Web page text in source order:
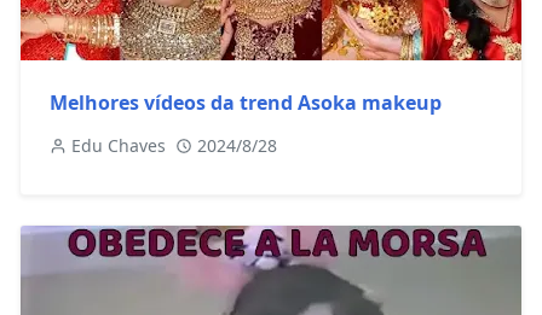
Melhores vídeos da trend Asoka makeup
Edu Chaves 2024/8/28